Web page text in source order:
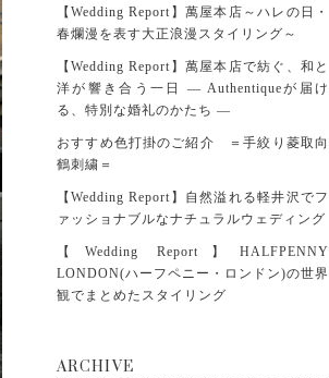
【Wedding Report】萬屋本店～ハレの日・
春爛漫を表す大正浪漫スタイリング～
【Wedding Report】萬屋本店で紡ぐ、和と
洋が響き合う一日 ― Authentiqueが届け
る、特別な婚礼のかたち ―
おすすめ色打掛のご紹介 ＝手絞り菱取向
鶴刺繍＝
【Wedding Report】自然溢れる軽井沢でフ
ァッショナブルなナチュラルウェディング
【Wedding Report】HALFPENNY
LONDON(ハーフペニー・ロンドン)の世界
観でまとめたスタイリング
ARCHIVE